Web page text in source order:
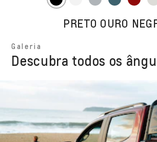
PRETO OURO
Galeria
Descubra todos os